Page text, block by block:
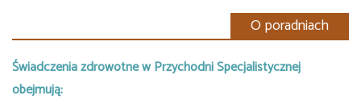
O poradniach
Świadczenia zdrowotne w Przychodni Specjalistycznej
obejmują: